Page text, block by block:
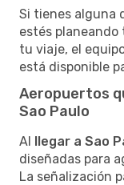
Si tienes alguna
estés
tu viaje, el
está disponible
Aeropuertos
Sao Paulo
Al llegar a Sao
diseñadas para
La señalización